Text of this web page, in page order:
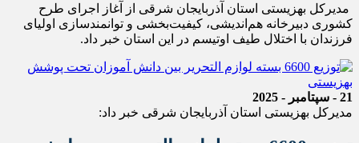
مدیرکل بهزیستی استان آذربایجان شرقی از آغاز اجرای طرح
کشوری دبیرخانه هم‌اندیشی، کیفیت‌بخشی و توانمندسازی اولیای
فرزندان با اختلال طیف اوتیسم در این استان خبر داد.
21 - سپتامبر - 2025
مدیرکل بهزیستی استان آذربایجان شرقی خبر داد: